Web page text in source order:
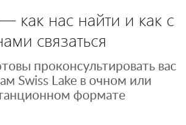
как нас найти и как с
связаться
проконсультировать вас
Swiss Lake в очном или
формате